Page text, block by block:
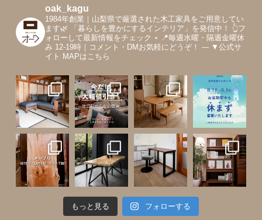
oak_kagu
1984年創業｜山梨県で厳選された木工家具をご用意してい
ます🌿 「暮らしを豊かにするインテリア」を発信中！
👆フ
ォローして最新情報をチェック ⋆ 📍毎週水曜・隔週金曜休
み 12-19時｜コメント・DMお気軽にどうぞ！
--- ▼公式サ
イト MAPはこちら
もっと見る フォローする